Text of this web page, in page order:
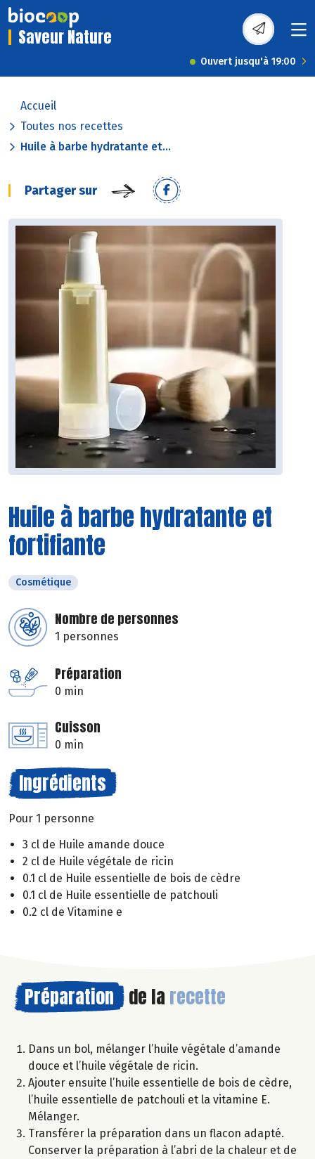
Saveur Nature
Ouvert jusqu'à 19:00
Accueil
Toutes nos recettes
Huile à barbe hydratante et...
Partager sur
Huile à barbe hydratante et
fortifiante
Cosmétique
Nombre de personnes
1 personnes
Préparation
0 min
Cuisson
0 min
Ingrédients
Pour 1 personne
3 cl de Huile amande douce
2 cl de Huile végétale de ricin
0.1 cl de Huile essentielle de bois de cèdre
0.1 cl de Huile essentielle de patchouli
0.2 cl de Vitamine e
Préparation de la recette
Dans un bol, mélanger l’huile végétale d’amande
douce et l’huile végétale de ricin.
Ajouter ensuite l’huile essentielle de bois de cèdre,
l’huile essentielle de patchouli et la vitamine E.
Mélanger.
Transférer la préparation dans un flacon adapté.
Conserver la préparation à l’abri de la chaleur et de